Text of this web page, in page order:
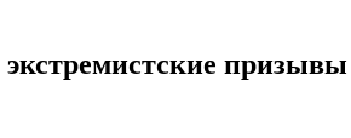
призывы